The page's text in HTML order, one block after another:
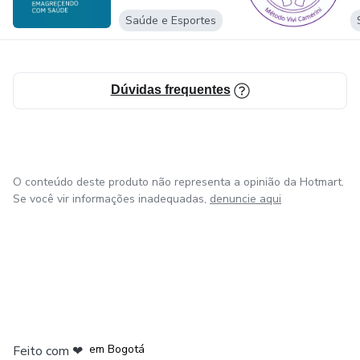
conhecimento, para que você consiga atrair aquilo que
deseja.
Vamos juntos levar o equilíbrio e a harmonia para o mundo!
Saúde e Esportes
Dúvidas frequentes
O conteúdo deste produto não representa a opinião da Hotmart.
Se você vir informações inadequadas, denuncie aqui
Feito com ❤ em Bogotá